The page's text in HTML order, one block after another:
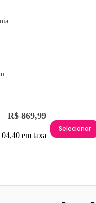
R$ 869,99
em taxa
Selecionar